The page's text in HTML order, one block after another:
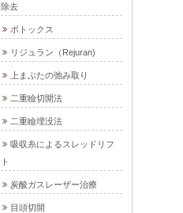
除去
ボトックス
リジュラン（Rejuran)
上まぶたの弛み取り
二重瞼切開法
二重瞼埋没法
吸収糸によるスレッドリフ
ト
炭酸ガスレーザー治療
目頭切開